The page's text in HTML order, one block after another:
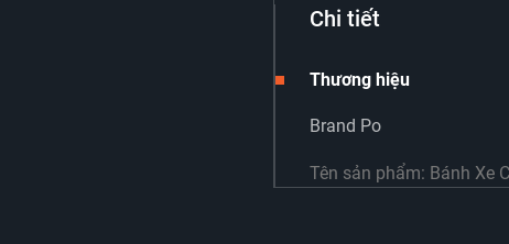
Chi tiết
Thương hiệu
Brand Po
Tên sản phẩm: Bánh Xe